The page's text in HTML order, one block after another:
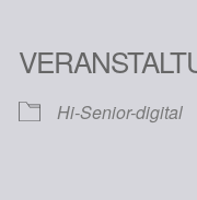
Google Kalender
Hi-Senior-digital